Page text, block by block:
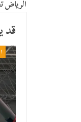
الرياض
قد